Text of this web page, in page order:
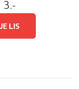
3.-
JE LIS